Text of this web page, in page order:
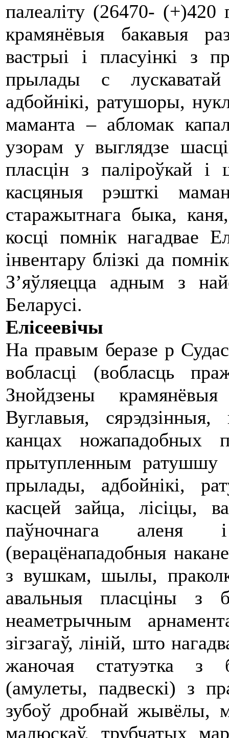
палеаліту (26470- (+)420
крамянёвыя бакавыя
вастрыі і пласуінкі з
прылады с лускаватай
адбойнікі, ратушоры,
маманта – абломак
узорам у выглядзе
пласцін з паліроўкай і
касцяныя рэшткі
старажытнага быка,
косці помнік нагадвае
інвентару блізкі да
З’яўляецца адным з
Беларусі.
Елісеевічы
На правым беразе р
вобласці (вобласць
Знойдзены
Вуглавыя,
канцах ножападобных
прытупленным ратушшу
прылады, адбойнікі,
касцей зайца, лісіцы,
паўночнага
(верацёнападобныя
з вушкам, шылы,
авальныя пласціны з
неаметрычным
зігзагаў, ліній, што
жаночая статуэтка з
(амулеты, падвескі) з
зубоў дробнай жывёлы,
малюскаў, трубчатых